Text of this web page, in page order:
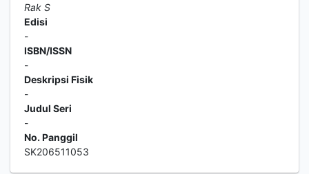
Rak S
Edisi
-
ISBN/ISSN
-
Deskripsi Fisik
-
Judul Seri
-
No. Panggil
SK206511053